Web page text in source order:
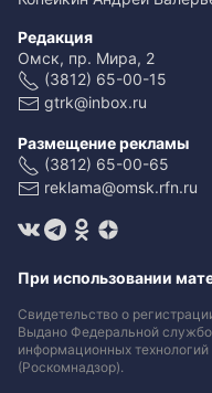
Редакция
Омск, пр. Мира, 2
(3812) 65-00-15
gtrk@inbox.ru
Размещение рекламы
(3812) 65-00-65
reklama@omsk.rfn.ru
При использовании
Свидетельство о
Выдано Федеральной
информационных
(Роскомнадзор).